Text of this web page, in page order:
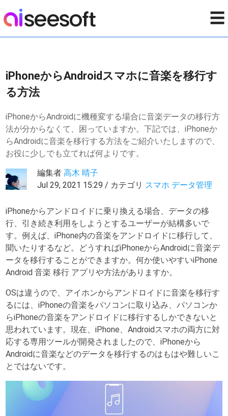
☰
iPhoneからAndroidスマホに音楽を移行す
る方法
iPhoneからAndroidに機種変する場合に音楽データの移行方
法が分からなくて、困っていますか。下記では、iPhoneか
らAndroidに音楽を移行する方法をご紹介いたしますので、
お役に少しでも立てれば何よりです。
編集者高木 晴子
Jul 29, 2021 15:29 / カテゴリ スマホ データ管理
iPhoneからアンドロイドに乗り換える場合、データの移
行、引き続き利用をしようとするユーザーが結構多いで
す。例えば、iPhone内の音楽をアンドロイドに移行して、
聞いたりするなど。どうすればiPhoneからAndroidに音楽デ
ータを移行することができますか。何か使いやすいiPhone
Android 音楽 移行 アプリや方法がありますか。
OSは違うので、アイホンからアンドロイドに音楽を移行す
るには、iPhoneの音楽をパソコンに取り込み、パソコンか
らiPhoneの音楽をアンドロイドに移行するしかできないと
思われています。現在、iPhone、Androidスマホの両方に対
応する専用ツールが開発されましたので、iPhoneから
Androidに音楽などのデータを移行するのはもはや難しいこ
とではないです。